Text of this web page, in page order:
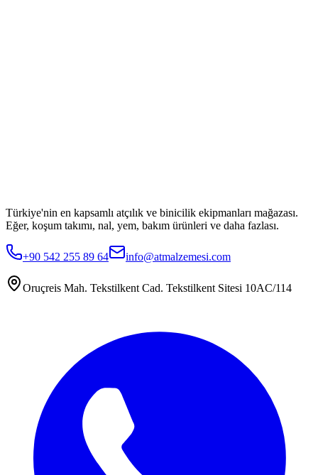
Türkiye'nin en kapsamlı atçılık ve binicilik ekipmanları mağazası.
Eğer, koşum takımı, nal, yem, bakım ürünleri ve daha fazlası.
+90 542 255 89 64 info@atmalzemesi.com
Oruçreis Mah. Tekstilkent Cad. Tekstilkent Sitesi 10AC/114